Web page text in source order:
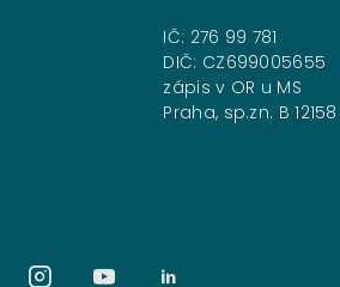
IČ: 276 99 781
DIČ: CZ699005655
zápis v OR u MS
Praha, sp.zn. B 12158